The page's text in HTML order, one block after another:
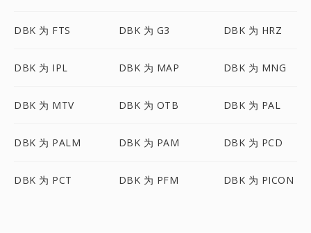
DBK 为 FTS DBK 为 G3 DBK 为 HRZ
DBK 为 IPL DBK 为 MAP DBK 为 MNG
DBK 为 MTV DBK 为 OTB DBK 为 PAL
DBK 为 PALM DBK 为 PAM DBK 为 PCD
DBK 为 PCT DBK 为 PFM DBK 为 PICON